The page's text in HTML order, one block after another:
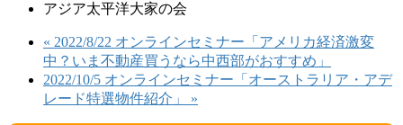
アジア太平洋大家の会
« 2022/8/22 オンラインセミナー「アメリカ経済激変
中？いま不動産買うなら中西部がおすすめ」
2022/10/5 オンラインセミナー「オーストラリア・アデ
レード特選物件紹介」 »